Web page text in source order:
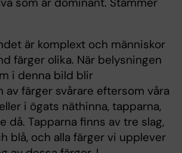
är komplext och människor
färger olika. När belysningen
i denna bild blir
färger svårare eftersom våra
i ögats näthinna, tapparna,
då. Tapparna finns av tre slag,
blå, och alla färger vi upplever